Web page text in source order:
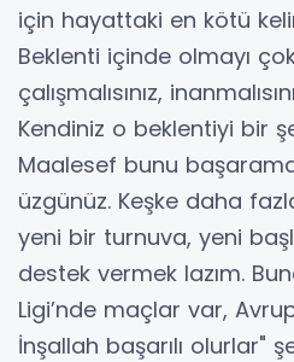
için hayattaki en kötü
Beklenti içinde olmayı
çalışmalısınız,
Kendiniz o beklentiyi bir
Maalesef bunu
üzgünüz. Keşke daha
yeni bir turnuva, yeni
destek vermek lazım.
Ligi’nde maçlar var,
İnşallah başarılı olurlar"